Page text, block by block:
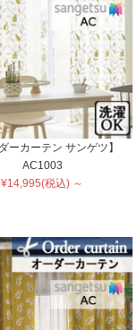
ーカーテン サンゲツ】
AC1003
¥14,995(税込) ～